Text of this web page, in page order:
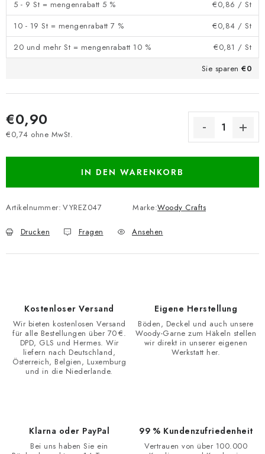
5 - 9 St = mengenrabatt 5 %
€0,86 / St
10 - 19 St = mengenrabatt 7 %
€0,84 / St
20 und mehr St = mengenrabatt 10 %
€0,81 / St
Sie sparen €0
€0,90
€0,74 ohne MwSt.
IN DEN WARENKORB
Artikelnummer: VYREZ047 Marke:Woody Crafts
Drucken Fragen Ansehen
Kostenloser Versand
Wir bieten kostenlosen Versand
für alle Bestellungen über 70 €.
DPD, GLS und Hermes. Wir
liefern nach Deutschland,
Österreich, Belgien, Luxemburg
und in die Niederlande.
Eigene Herstellung
Böden, Deckel und auch unsere
Woody-Garne zum Häkeln stellen
wir direkt in unserer eigenen
Werkstatt her.
Klarna oder PayPal
Bei uns haben Sie ein
99 % Kundenzufriedenheit
Vertrauen von über 100.000